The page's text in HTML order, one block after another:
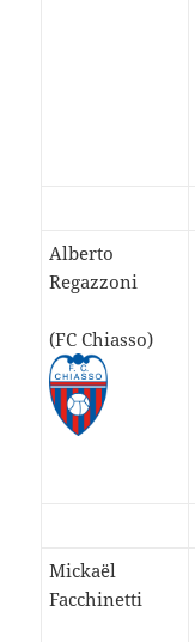
Alberto
Regazzoni
(FC Chiasso)
Mickaël
Facchinetti